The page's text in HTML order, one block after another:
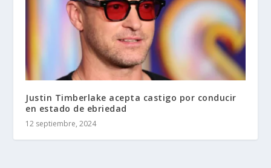
Justin Timberlake acepta castigo por conducir
en estado de ebriedad
12 septiembre, 2024